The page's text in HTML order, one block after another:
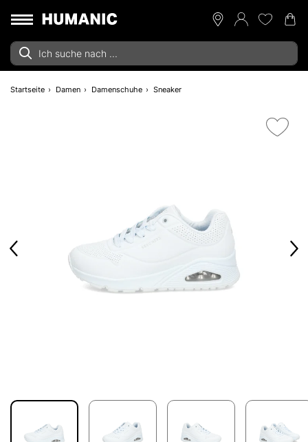
Startseite Damen Damenschuhe Sneaker